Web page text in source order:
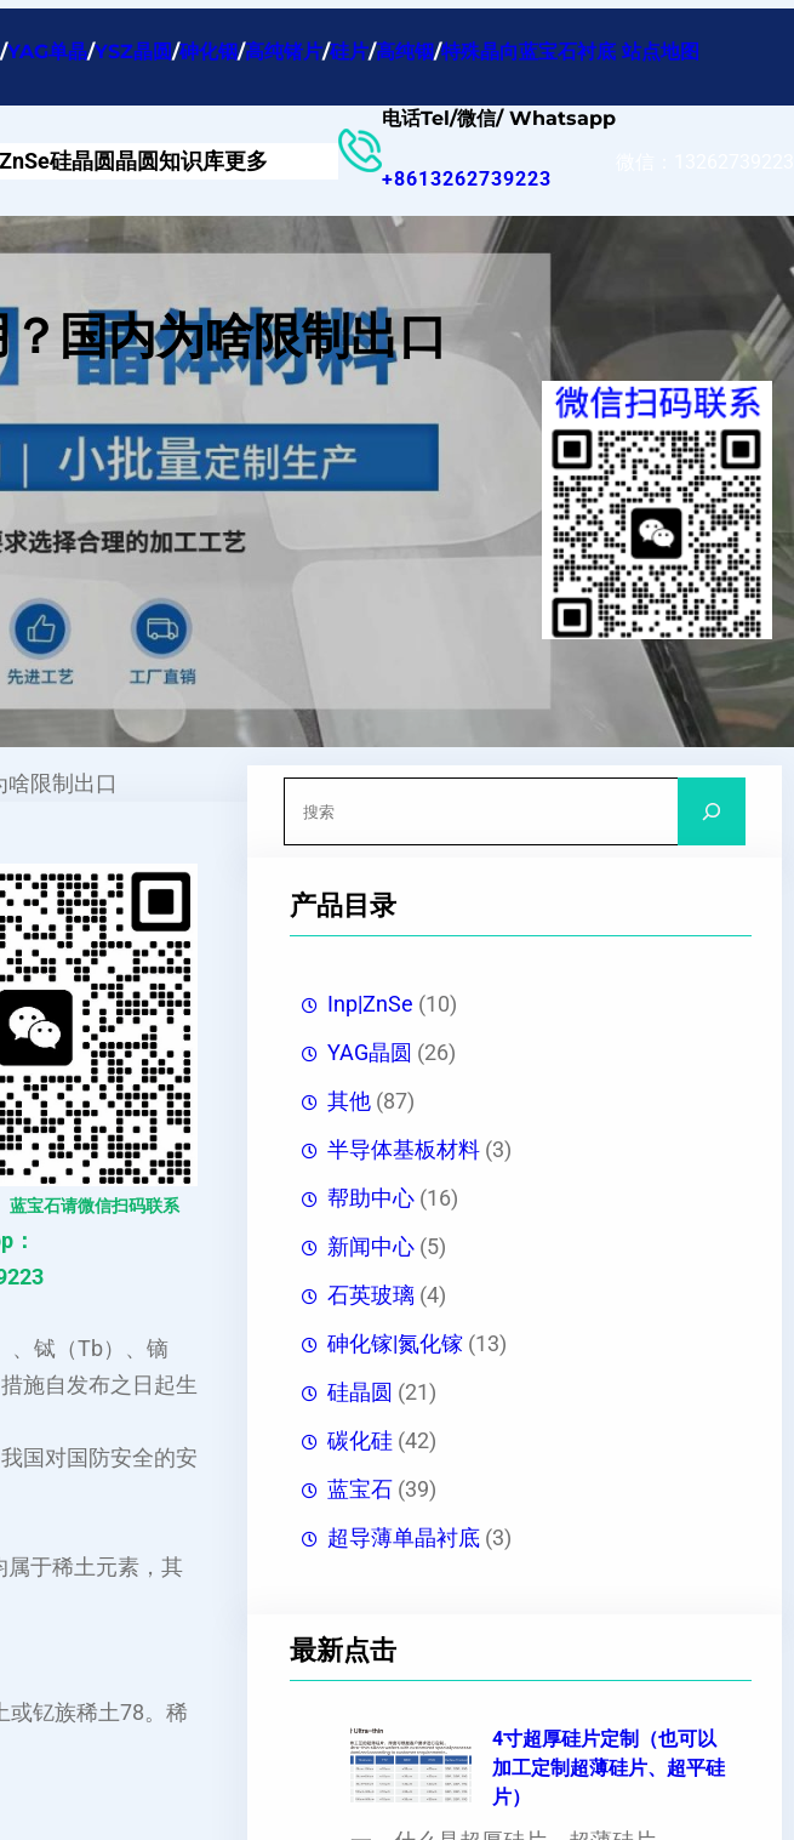
/YAG单晶/YSZ晶圆/砷化铟/高纯锗片/硅片/高纯铟/特殊晶向蓝宝石衬底 站点地图
硅晶圆晶圆知识库更多
电话Tel/微信/ Whatsapp
+8613262739223
国内为啥限制出口
限制出口
蓝宝石请微信扫码联系
：
、铽（Tb）、镝
施自发布之日起生
国对国防安全的安
属于稀土元素，其
或钇族稀土‌78。稀
产品目录
Inp|ZnSe (10)
YAG晶圆 (26)
其他(87)
半导体基板材料(3)
帮助中心(16)
新闻中心(5)
石英玻璃(4)
砷化镓|氮化镓(13)
硅晶圆 (21)
碳化硅(42)
蓝宝石(39)
超导薄单晶衬底(3)
最新点击
4寸超厚硅片定制（也可以
加工定制超薄硅片、超平硅
片）